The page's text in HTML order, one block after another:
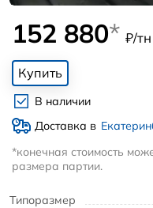
Типоразмер
152 880* ₽/тн
Купить
В наличии
Доставка в
*конечная стоимость
размера партии.